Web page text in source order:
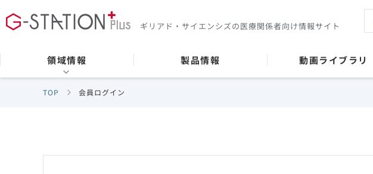
ギリアド・サイエンシズの医療関係者向け情報サイト
領域情報 製品情報 動画ライブラリ
TOP 会員ログイン